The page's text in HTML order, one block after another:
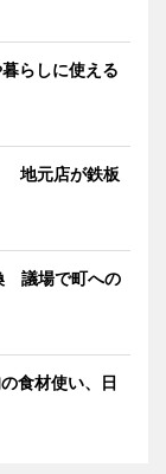
らしに使える
地元店が鉄板
議場で町への
食材使い、日